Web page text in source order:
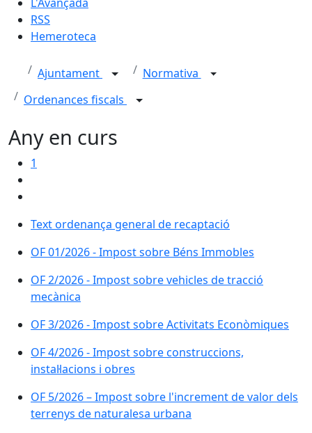
RSS
Hemeroteca
Ajuntament
Normativa
Ordenances fiscals
Any en curs
1
Text ordenança general de recaptació
OF 01/2026 - Impost sobre Béns Immobles
OF 2/2026 - Impost sobre vehicles de tracció
mecànica
OF 3/2026 - Impost sobre Activitats Econòmiques
OF 4/2026 - Impost sobre construccions,
instal·lacions i obres
OF 5/2026 – Impost sobre l'increment de valor dels
terrenys de naturalesa urbana